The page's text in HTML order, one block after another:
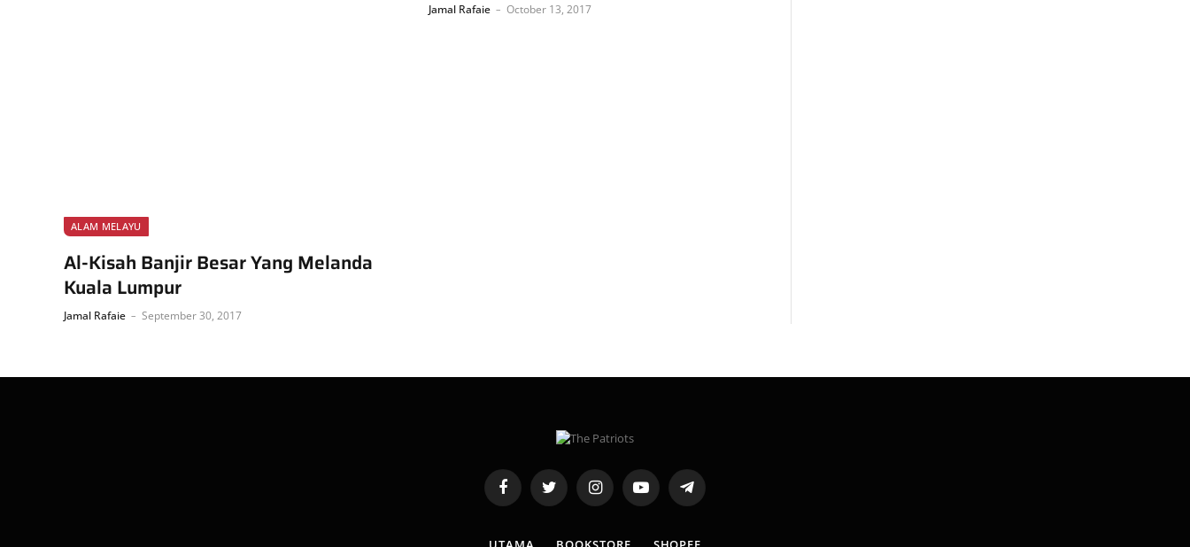
Jamal Rafaie October 13, 2017
ALAM MELAYU
Al-Kisah Banjir Besar Yang Melanda
Kuala Lumpur
Jamal Rafaie September 30, 2017
FacebookTwitter InstagramYouTubeTelegram